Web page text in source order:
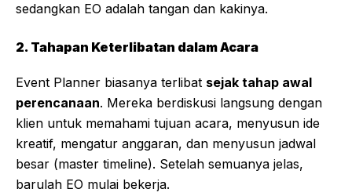
sedangkan EO adalah tangan dan kakinya.
2. Tahapan Keterlibatan dalam Acara
Event Planner biasanya terlibat sejak tahap awal
perencanaan. Mereka berdiskusi langsung dengan
klien untuk memahami tujuan acara, menyusun ide
kreatif, mengatur anggaran, dan menyusun jadwal
besar (master timeline). Setelah semuanya jelas,
barulah EO mulai bekerja.